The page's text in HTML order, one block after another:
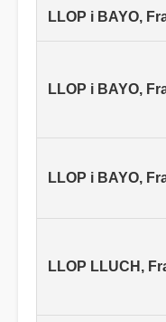
LLOP i BAYO,
LLOP i BAYO,
LLOP i BAYO,
LLOP LLUCH,